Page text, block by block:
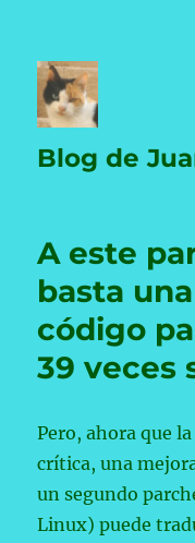
Blog de
A este
basta
código
39 veces
Pero, ahora que
crítica, una
un segundo
Linux) puede